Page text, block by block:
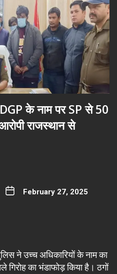
DGP के नाम पर SP से 50
राजस्थान से
February 27, 2025
ने उच्च अधिकारियों के नाम का
गिरोह का भंडाफोड़ किया है। ठगों